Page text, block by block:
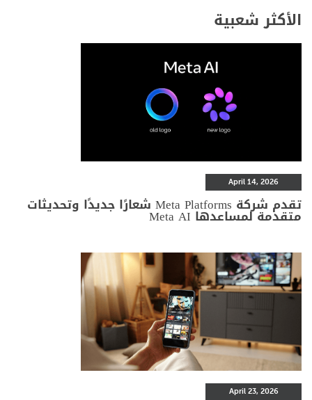
الأكثر شعبية
April 14, 2026
تقدم شركة Meta Platforms شعارًا جديدًا وتحديثات
متقدمة لمساعدها Meta AI
April 23, 2026